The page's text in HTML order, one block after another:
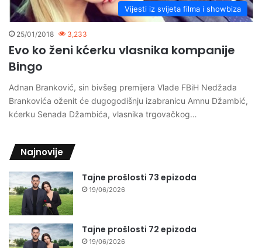
Vijesti iz svijeta filma i showbiza
25/01/2018 3,233
Evo ko ženi kćerku vlasnika kompanije
Bingo
Adnan Branković, sin bivšeg premijera Vlade FBiH Nedžada
Brankovića oženit će dugogodišnju izabranicu Amnu Džambić,
kćerku Senada Džambića, vlasnika trgovačkog…
Najnovije
Tajne prošlosti 73 epizoda
19/06/2026
Tajne prošlosti 72 epizoda
19/06/2026